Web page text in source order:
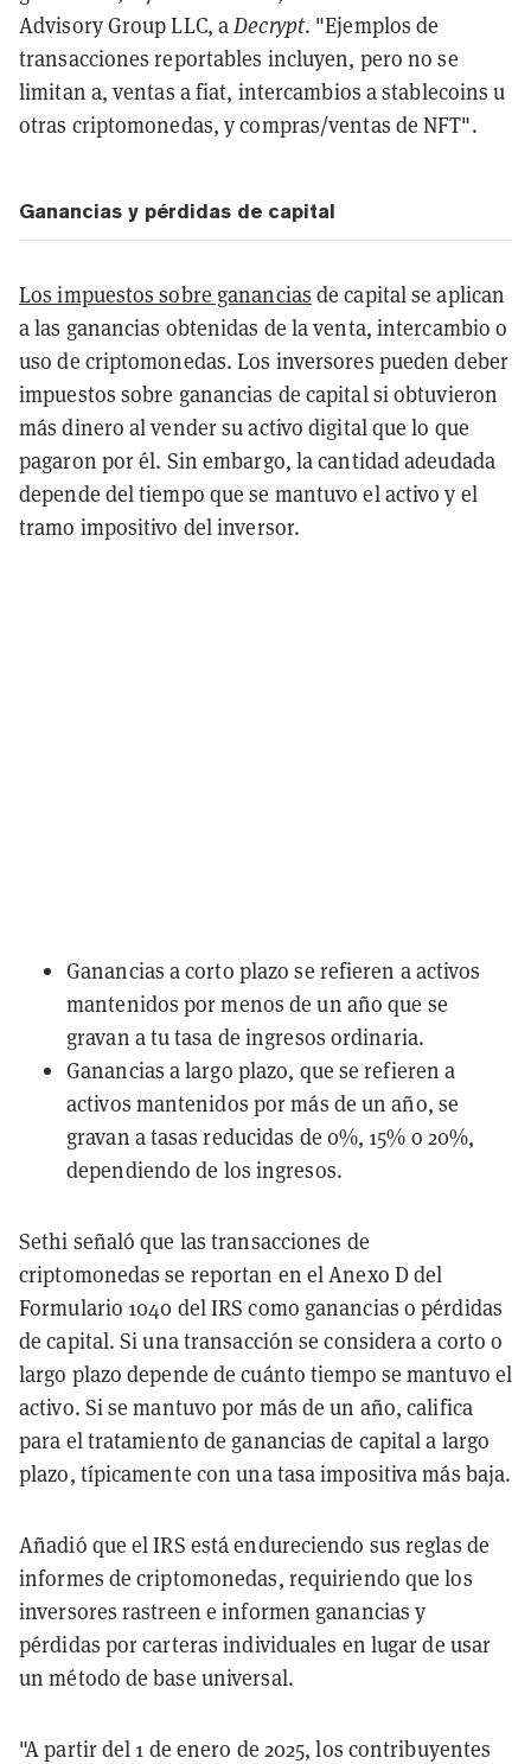
Advisory Group LLC, aDecrypt. "Ejemplos de
transacciones reportables incluyen, pero no se
limitan a, ventas a fiat, intercambios a stablecoins u
otras criptomonedas, y compras/ventas de NFT".
Ganancias y pérdidas de capital
Los impuestos sobre ganancias de capital se aplican
a las ganancias obtenidas de la venta, intercambio o
uso de criptomonedas. Los inversores pueden deber
impuestos sobre ganancias de capital si obtuvieron
más dinero al vender su activo digital que lo que
pagaron por él. Sin embargo, la cantidad adeudada
depende del tiempo que se mantuvo el activo y el
tramo impositivo del inversor.
Ganancias a corto plazo se refieren a activos
mantenidos por menos de un año que se
gravan a tu tasa de ingresos ordinaria.
Ganancias a largo plazo, que se refieren a
activos mantenidos por más de un año, se
gravan a tasas reducidas de 0%, 15% o 20%,
dependiendo de los ingresos.
Sethi señaló que las transacciones de
criptomonedas se reportan en el Anexo D del
Formulario 1040 del IRS como ganancias o pérdidas
de capital. Si una transacción se considera a corto o
largo plazo depende de cuánto tiempo se mantuvo el
activo. Si se mantuvo por más de un año, califica
para el tratamiento de ganancias de capital a largo
plazo, típicamente con una tasa impositiva más baja.
Añadió que el IRS está endureciendo sus reglas de
informes de criptomonedas, requiriendo que los
inversores rastreen e informen ganancias y
pérdidas por carteras individuales en lugar de usar
un método de base universal.
"A partir del 1 de enero de 2025, los contribuyentes